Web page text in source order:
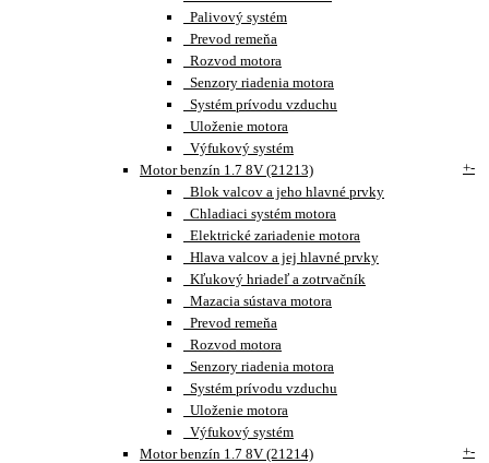
Palivový systém
Prevod remeňa
Rozvod motora
Senzory riadenia motora
Systém prívodu vzduchu
Uloženie motora
Výfukový systém
Motor benzín 1.7 8V (21213)
+-
Blok valcov a jeho hlavné prvky
Chladiaci systém motora
Elektrické zariadenie motora
Hlava valcov a jej hlavné prvky
Kľukový hriadeľ a zotrvačník
Mazacia sústava motora
Prevod remeňa
Rozvod motora
Senzory riadenia motora
Systém prívodu vzduchu
Uloženie motora
Výfukový systém
Motor benzín 1.7 8V (21214)
+-